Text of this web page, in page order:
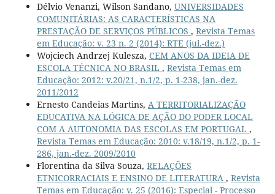
Délvio Venanzi, Wilson Sandano, UNIVERSIDADES
COMUNITÁRIAS: AS CARACTERÍSTICAS NA
PRESTAÇÃO DE SERVIÇOS PÚBLICOS , Revista Temas
em Educação: v. 23 n. 2 (2014): RTE (jul.-dez.)
Wojciech Andrzej Kulesza, CEM ANOS DA IDEIA DE
ESCOLA TÉCNICA NO BRASIL , Revista Temas em
Educação: 2012: v.20/21, n.1/2, p. 1-238, jan.-dez.
2011/2012
Ernesto Candeias Martins, A TERRITORIALIZAÇÃO
EDUCATIVA NA LÓGICA DE AÇÃO DO PODER LOCAL
COM A AUTONOMIA DAS ESCOLAS EM PORTUGAL ,
Revista Temas em Educação: 2010: v.18/19, n.1/2, p. 1-
286, jan.-dez. 2009/2010
Florentina da Silva Souza, RELAÇÕES
ETNICORRACIAIS E ENSINO DE LITERATURA , Revista
Temas em Educação: v. 25 (2016): Especial - Processo